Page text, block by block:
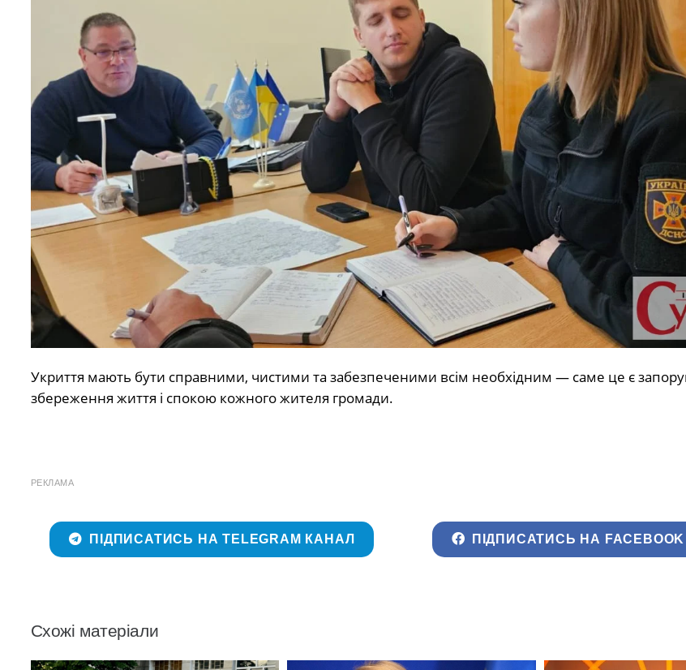
Укриття мають бути справними, чистими та забезпеченими всім необхідним — саме це є
збереження життя і спокою кожного жителя громади.
РЕКЛАМА
ПІДПИСАТИСЬ НА TELEGRAM КАНАЛ ПІДПИСАТИСЬ НА
Схожі матеріали